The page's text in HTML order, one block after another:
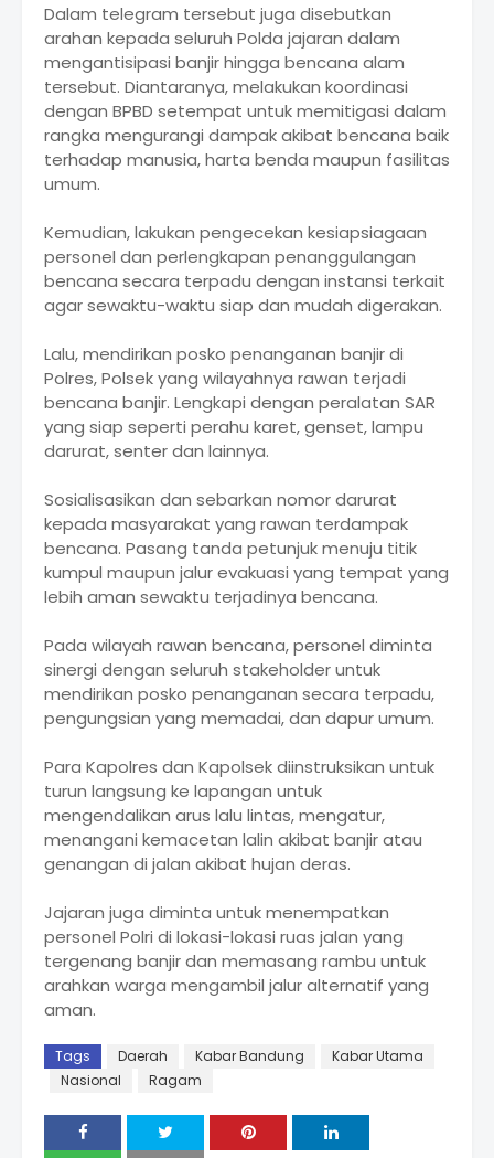
Dalam telegram tersebut juga disebutkan
arahan kepada seluruh Polda jajaran dalam
mengantisipasi banjir hingga bencana alam
tersebut. Diantaranya, melakukan koordinasi
dengan BPBD setempat untuk memitigasi dalam
rangka mengurangi dampak akibat bencana baik
terhadap manusia, harta benda maupun fasilitas
umum.
Kemudian, lakukan pengecekan kesiapsiagaan
personel dan perlengkapan penanggulangan
bencana secara terpadu dengan instansi terkait
agar sewaktu-waktu siap dan mudah digerakan.
Lalu, mendirikan posko penanganan banjir di
Polres, Polsek yang wilayahnya rawan terjadi
bencana banjir. Lengkapi dengan peralatan SAR
yang siap seperti perahu karet, genset, lampu
darurat, senter dan lainnya.
Sosialisasikan dan sebarkan nomor darurat
kepada masyarakat yang rawan terdampak
bencana. Pasang tanda petunjuk menuju titik
kumpul maupun jalur evakuasi yang tempat yang
lebih aman sewaktu terjadinya bencana.
Pada wilayah rawan bencana, personel diminta
sinergi dengan seluruh stakeholder untuk
mendirikan posko penanganan secara terpadu,
pengungsian yang memadai, dan dapur umum.
Para Kapolres dan Kapolsek diinstruksikan untuk
turun langsung ke lapangan untuk
mengendalikan arus lalu lintas, mengatur,
menangani kemacetan lalin akibat banjir atau
genangan di jalan akibat hujan deras.
Jajaran juga diminta untuk menempatkan
personel Polri di lokasi-lokasi ruas jalan yang
tergenang banjir dan memasang rambu untuk
arahkan warga mengambil jalur alternatif yang
aman.
Tags Daerah Kabar Bandung
Kabar Utama
Nasional
Ragam